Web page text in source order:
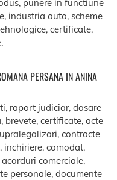
punere in functiune
industria auto, scheme
certificate,
PERSANA IN ANINA
raport judiciar, dosare
brevete, certificate, acte
contracte
inchiriere, comodat,
comerciale,
personale, documente